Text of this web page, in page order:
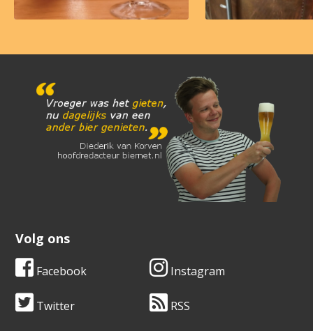
Volg ons
Facebook Instagram
Twitter RSS